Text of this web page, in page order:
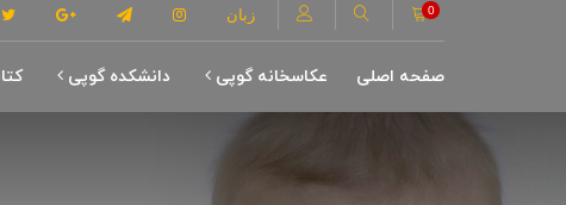
زبان 0
صفحه اصلی عکاسخانه گوپی دانشکده گوپی